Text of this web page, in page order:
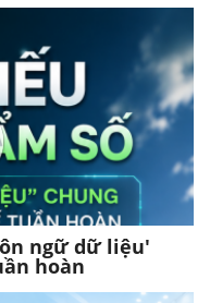
ngữ dữ liệu'
hoàn